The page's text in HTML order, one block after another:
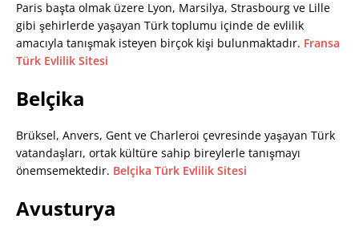
Paris başta olmak üzere Lyon, Marsilya, Strasbourg ve Lille
gibi şehirlerde yaşayan Türk toplumu içinde de evlilik
amacıyla tanışmak isteyen birçok kişi bulunmaktadır. Fransa
Türk Evlilik Sitesi
Belçika
Brüksel, Anvers, Gent ve Charleroi çevresinde yaşayan Türk
vatandaşları, ortak kültüre sahip bireylerle tanışmayı
önemsemektedir. Belçika Türk Evlilik Sitesi
Avusturya